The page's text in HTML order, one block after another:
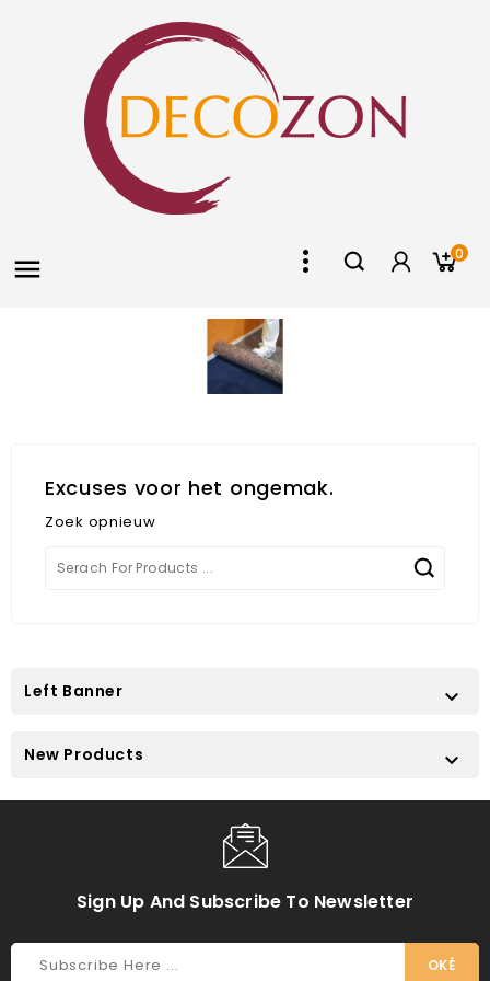
 0
Excuses voor het ongemak.
Zoek opnieuw
Left Banner 
New Products 
Sign Up And Subscribe To Newsletter